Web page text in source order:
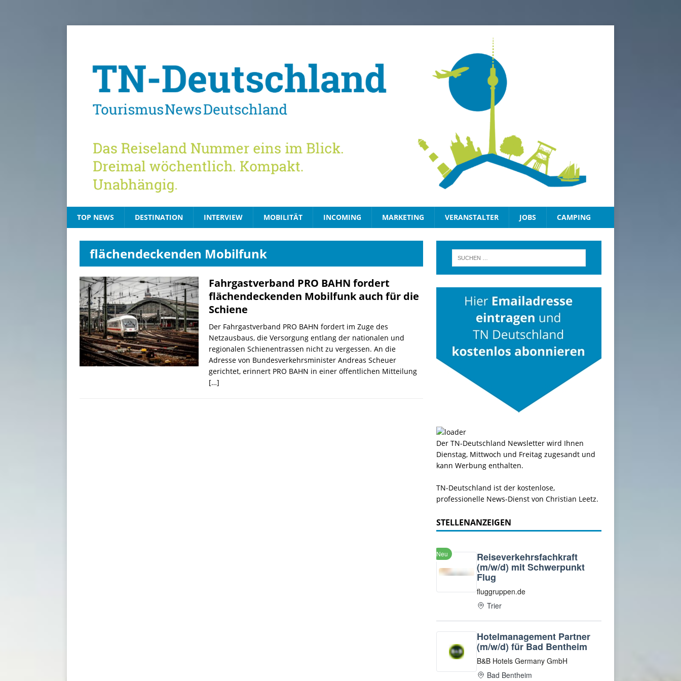
TOP NEWS DESTINATION INTERVIEW MOBILITÄT INCOMING MARKETING VERANSTALTER JOBS CAMPING
flächendeckenden Mobilfunk
Fahrgastverband PRO BAHN fordert
flächendeckenden Mobilfunk auch für die
Schiene
Der Fahrgastverband PRO BAHN fordert im Zuge des
Netzausbaus, die Versorgung entlang der nationalen und
regionalen Schienentrassen nicht zu vergessen. An die
Adresse von Bundesverkehrsminister Andreas Scheuer
gerichtet, erinnert PRO BAHN in einer öffentlichen Mitteilung
[…]
Der TN-Deutschland Newsletter wird Ihnen
Dienstag, Mittwoch und Freitag zugesandt und
kann Werbung enthalten.
TN-Deutschland ist der kostenlose,
professionelle News-Dienst von Christian Leetz.
STELLENANZEIGEN